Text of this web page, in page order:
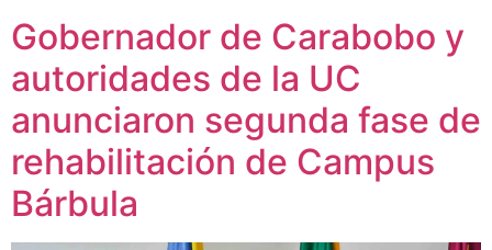
Gobernador de Carabobo y
autoridades de la UC
anunciaron segunda fase de
rehabilitación de Campus
Bárbula